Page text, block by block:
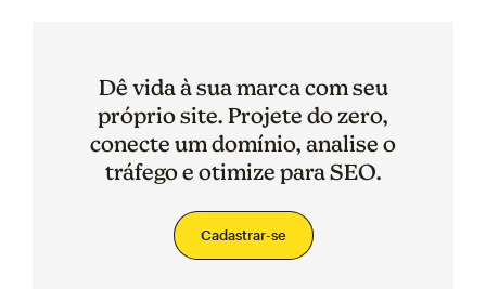
Dê vida à sua marca com seu
próprio site. Projete do zero,
conecte um domínio, analise o
tráfego e otimize para SEO.
Cadastrar-se